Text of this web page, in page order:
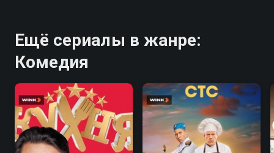
Ещё сериалы в жанре:
Комедия